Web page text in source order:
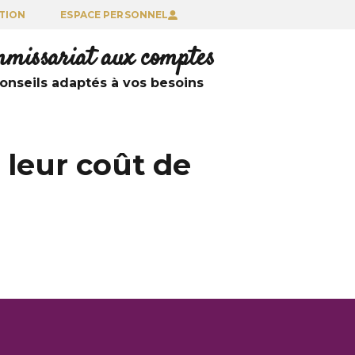
ESPACE PERSONNEL
aux comptes
adaptés à vos besoins
leur coût de